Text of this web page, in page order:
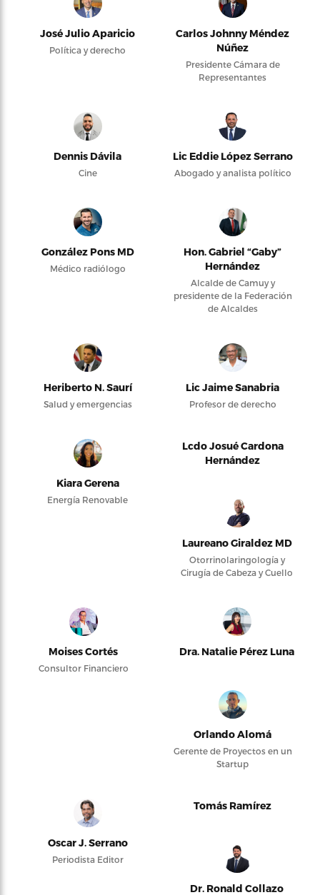
José Julio Aparicio
Política y derecho
Carlos Johnny Méndez
Núñez
Presidente Cámara de
Representantes
Dennis Dávila
Cine
Lic Eddie López Serrano
Abogado y analista político
González Pons MD
Médico radiólogo
Hon. Gabriel “Gaby”
Hernández
Alcalde de Camuy y
presidente de la Federación
de Alcaldes
Heriberto N. Saurí
Salud y emergencias
Lic Jaime Sanabria
Profesor de derecho
Kiara Gerena
Energía Renovable
Lcdo Josué Cardona
Hernández
Laureano Giraldez MD
Otorrinolaringología y
Cirugía de Cabeza y Cuello
Moises Cortés
Consultor Financiero
Dra. Natalie Pérez Luna
Orlando Alomá
Gerente de Proyectos en un
Startup
Oscar J. Serrano
Periodista Editor
Tomás Ramírez
Dr. Ronald Collazo